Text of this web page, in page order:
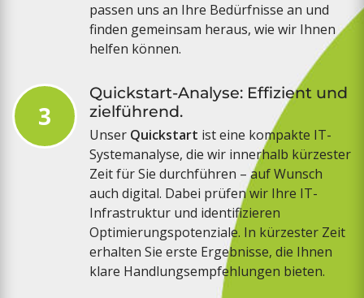
passen uns an Ihre Bedürfnisse an und
finden gemeinsam heraus, wie wir Ihnen
helfen können.
3
Quickstart-Analyse: Effizient und
zielführend.
Unser Quickstart ist eine kompakte IT-
Systemanalyse, die wir innerhalb kürzester
Zeit für Sie durchführen – auf Wunsch
auch digital. Dabei prüfen wir Ihre IT-
Infrastruktur und identifizieren
Optimierungspotenziale. In kürzester Zeit
erhalten Sie erste Ergebnisse, die Ihnen
klare Handlungsempfehlungen bieten.